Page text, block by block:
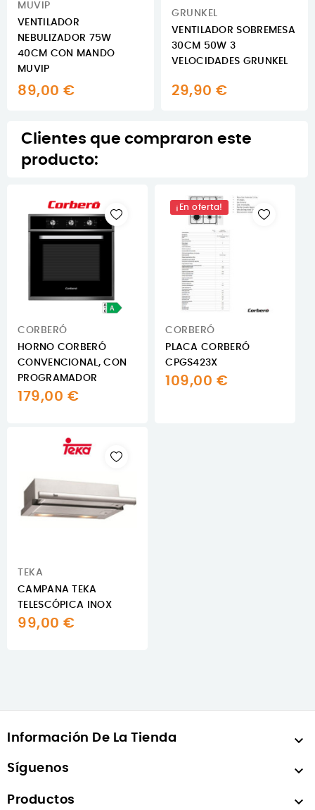
MUVIP
VENTILADOR
NEBULIZADOR 75W
40CM CON MANDO
MUVIP
89,00 €
GRUNKEL
VENTILADOR SOBREMESA
30CM 50W 3
VELOCIDADES GRUNKEL
29,90 €
Clientes que compraron este
producto:
CORBERÓ
HORNO CORBERÓ
CONVENCIONAL, CON
PROGRAMADOR
179,00 €
¡En oferta!
CORBERÓ
PLACA CORBERÓ
CPGS423X
109,00 €
TEKA
CAMPANA TEKA
TELESCÓPICA INOX
99,00 €
Información De La Tienda 
Síguenos 
Productos 